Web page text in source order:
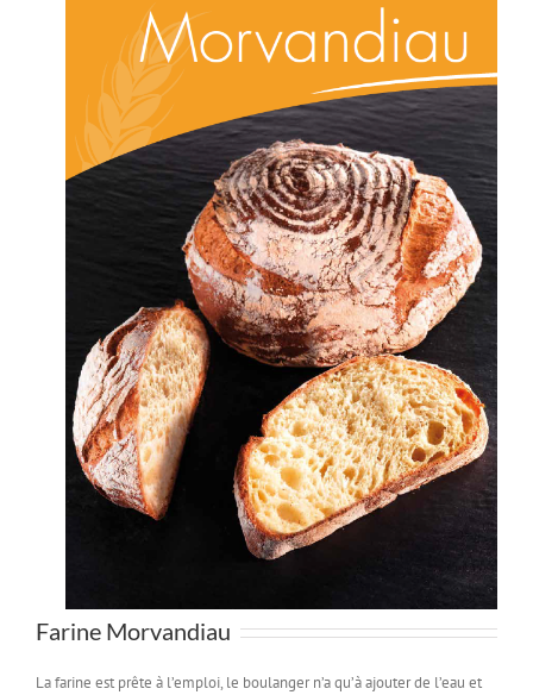
Farine Morvandiau
La farine est prête à l’emploi, le boulanger n’a qu’à ajouter de l’eau et